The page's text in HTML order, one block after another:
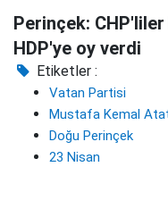
Perinçek:
HDP'ye oy verdi
Etiketler :
Vatan Partisi
Mustafa Kemal
Doğu Perinçek
23 Nisan